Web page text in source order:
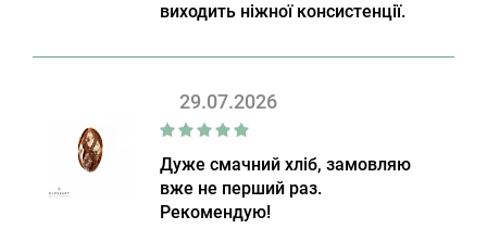
виходить ніжної консистенції.
29.07.2026
Дуже смачний хліб, замовляю
вже не перший раз.
Рекомендую!